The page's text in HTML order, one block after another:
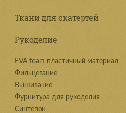
Ткани для скатертей
Рукоделие
EVA foam пластичный материал
Фильцевание
Вышивание
Фурнитура для рукоделия
Синтепон